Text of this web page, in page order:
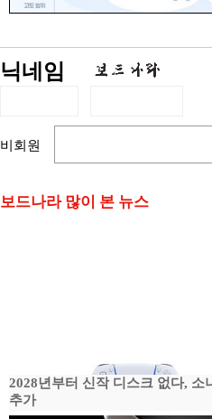
닉네임
비회원
보드나라 많이 본 뉴스
2028년부터 신작 디스크 없다, 소
추가